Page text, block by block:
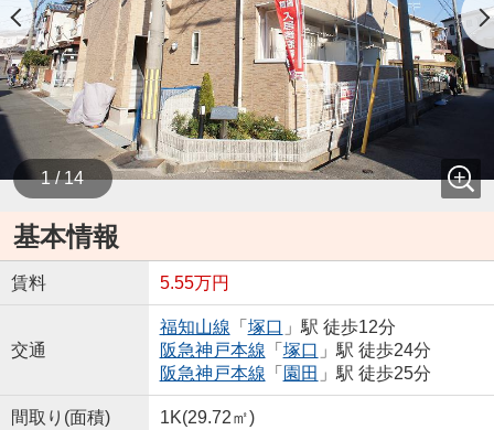
1 / 14
基本情報
賃料 5.55万円
交通
福知山線 「 塚口 」駅 徒歩12分
阪急神戸本線 「 塚口 」駅 徒歩24分
阪急神戸本線 「 園田 」駅 徒歩25分
間取り(面積) 1K(29.72㎡)